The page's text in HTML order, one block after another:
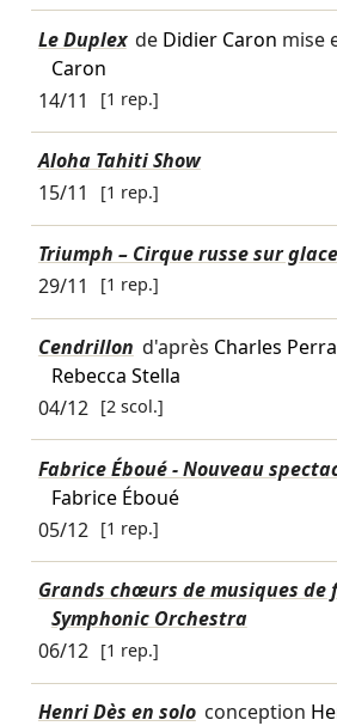
Le Duplex de Didier Caron mise
Caron
14/11
[1 rep.]
Aloha Tahiti Show
15/11
[1 rep.]
Triumph – Cirque russe sur glace
29/11
[1 rep.]
Cendrillon d'après Charles
Rebecca Stella
04/12 [2 scol.]
Fabrice Éboué - Nouveau
Fabrice Éboué
05/12 [1 rep.]
Grands chœurs de musiques de
Symphonic Orchestra
06/12 [1 rep.]
Henri Dès en solo conception